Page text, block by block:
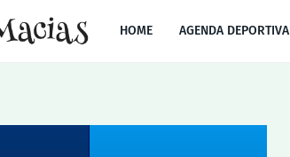
HOME AGENDA DEPORTIVA